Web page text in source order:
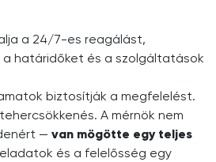
a 24/7-es reagálást,
a határidőket és a szolgáltatások
biztosítják a megfelelést.
A mérnök nem
— van mögötte egy teljes
és a felelősség egy